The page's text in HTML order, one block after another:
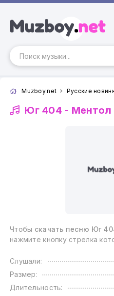
Muzboy.net Русские
Юг 404 - Ментол
Чтобы скачать песню Юг
нажмите кнопку стрелка
Слушали:
Размер:
Длительность: